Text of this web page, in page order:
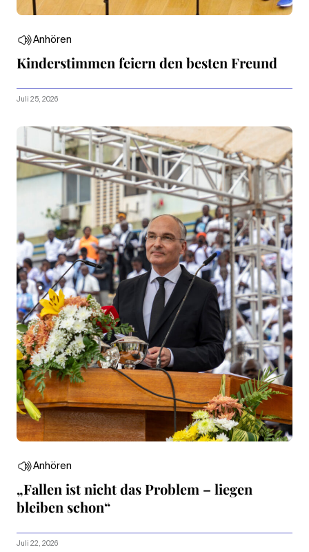
Anhören
Kinderstimmen feiern den besten Freund
Juli 25, 2026
Anhören
„Fallen ist nicht das Problem – liegen
bleiben schon“
Juli 22, 2026